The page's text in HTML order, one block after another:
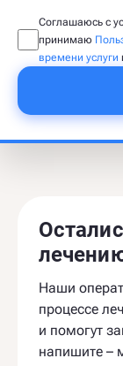
Соглашаюсь с
принимаю
времени услуги
Наши
процессе
и помогут
напишите –